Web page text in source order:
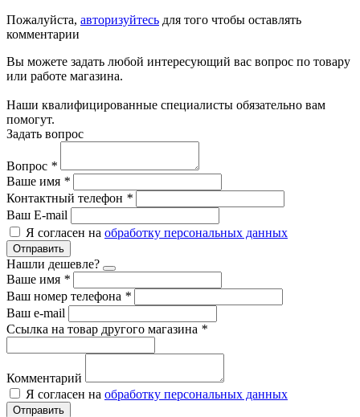
Пожалуйста, авторизуйтесь для того чтобы оставлять
комментарии
Вы можете задать любой интересующий вас вопрос по товару
или работе магазина.
Наши квалифицированные специалисты обязательно вам
помогут.
Задать вопрос
Вопрос *
Ваше имя *
Контактный телефон *
Ваш E-mail
Я согласен на обработку персональных данных
Отправить
Нашли дешевле?
Ваше имя *
Ваш номер телефона *
Ваш e-mail
Ссылка на товар другого магазина *
Комментарий
Я согласен на обработку персональных данных
Отправить